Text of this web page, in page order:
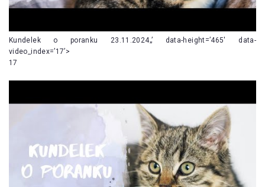
Kundelek o poranku 23.11.2024„’ data-height=’465′ data-
video_index=’17’>
17